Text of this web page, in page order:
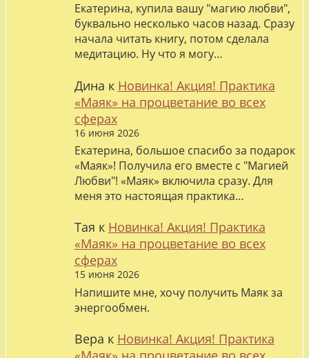
Екатерина, купила вашу "магию любви",
буквально несколько часов назад. Сразу
начала читать книгу, потом сделала
медитацию. Ну что я могу…
Дина к Новинка! Акция! Практика
«Маяк» на процветание во всех
сферах
16 июня 2026
Екатерина, большое спасибо за подарок
«Маяк»! Получила его вместе с "Магией
Любви"! «Маяк» включила сразу. Для
меня это настоящая практика…
Тая к Новинка! Акция! Практика
«Маяк» на процветание во всех
сферах
15 июня 2026
Напишите мне, хочу получить Маяк за
энергообмен.
Вера к Новинка! Акция! Практика